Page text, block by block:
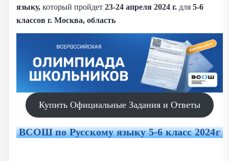
языку, который пройдет 23-24 апреля 2024 г. для 5-6
классов г. Москва, область
Купить Официальные Задания и Ответы
ВСОШпоРусскому языку5-6 класс 2024г